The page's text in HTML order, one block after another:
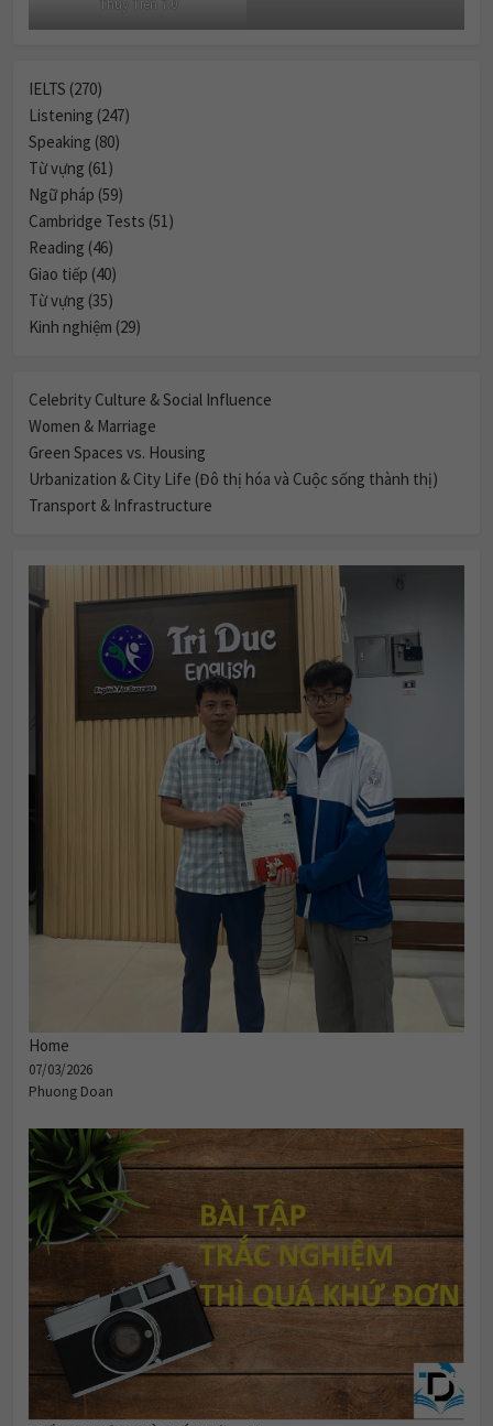
Thuy Tien 7.0
IELTS (270)
Listening (247)
Speaking (80)
Từ vựng (61)
Ngữ pháp (59)
Cambridge Tests (51)
Reading (46)
Giao tiếp (40)
Từ vựng (35)
Kinh nghiệm (29)
Celebrity Culture & Social Influence
Women & Marriage
Green Spaces vs. Housing
Urbanization & City Life (Đô thị hóa và Cuộc sống thành thị)
Transport & Infrastructure
Home
07/03/2026
Phuong Doan